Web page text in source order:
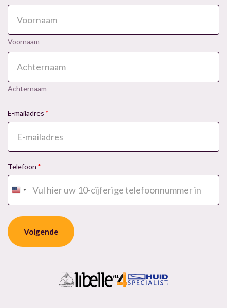
Voornaam
Achternaam
E-mailadres *
Telefoon *
Verenigde
Staten
+1